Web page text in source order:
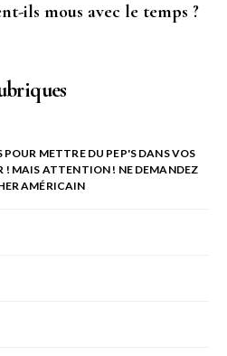
ils mous avec le temps ?
POUR METTRE DU PEP'S DANS VOS
! MAIS ATTENTION ! NE DEMANDEZ
AMÉRICAIN